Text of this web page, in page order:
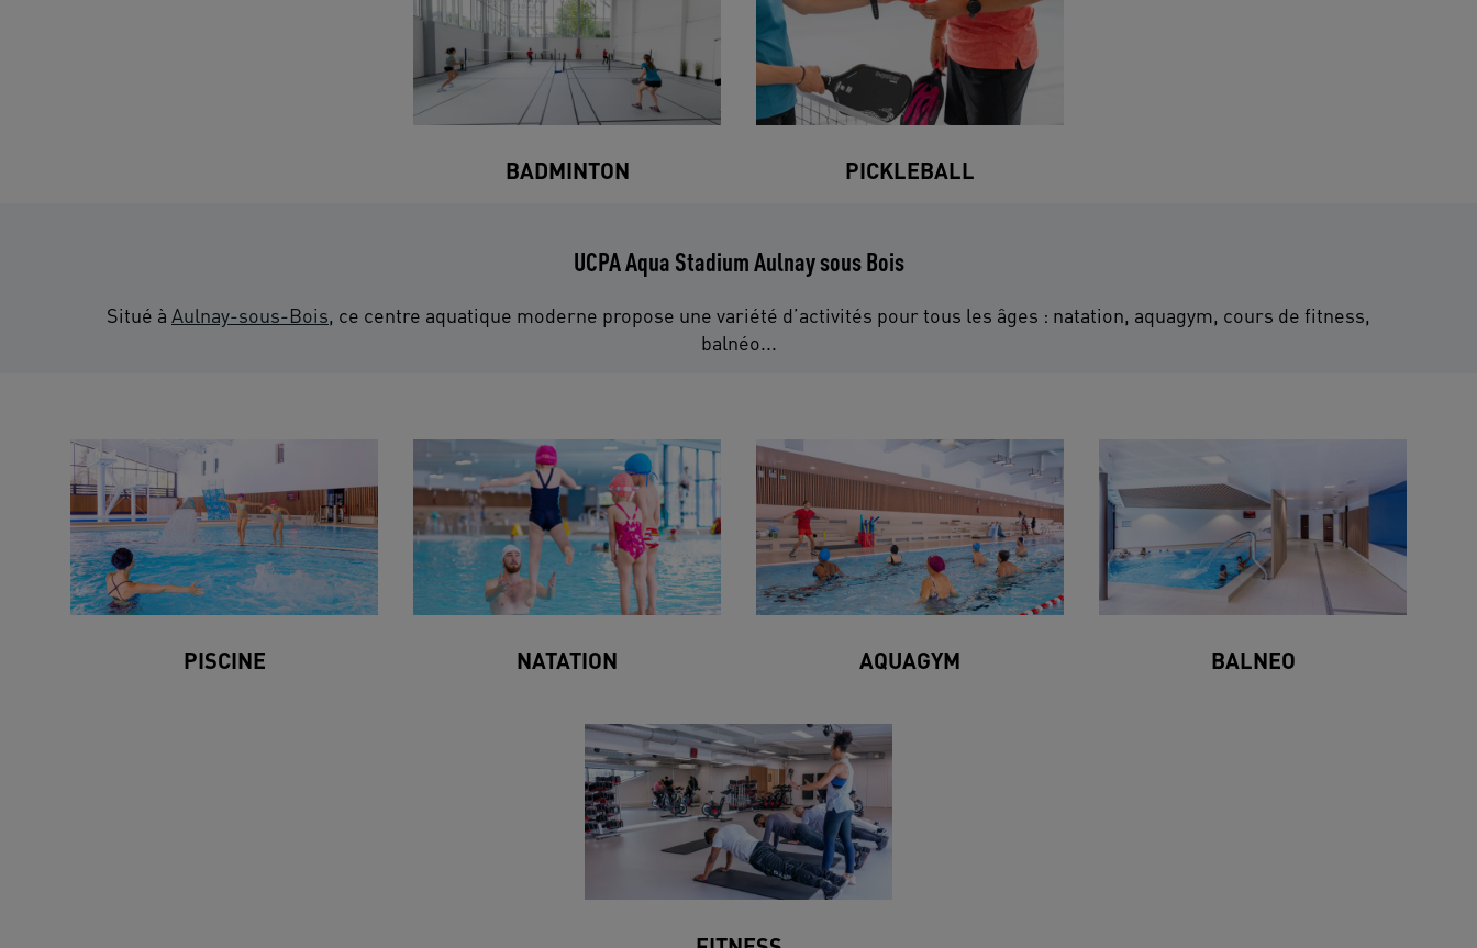
BADMINTON PICKLEBALL
UCPA Aqua Stadium Aulnay sous Bois
Situé à Aulnay-sous-Bois, ce centre aquatique moderne propose une variété d’activités pour tous les âges : natation, aquagym, cours de fitness,
balnéo...
PISCINE NATATION AQUAGYM BALNEO